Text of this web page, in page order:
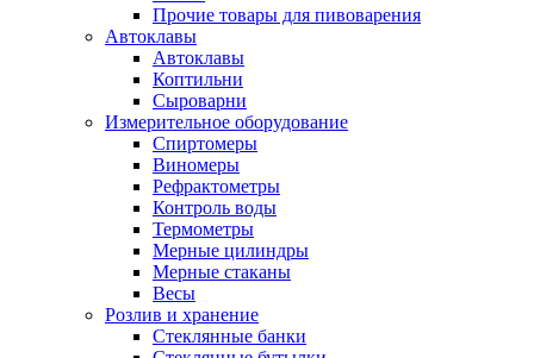
Прочие товары для пивоварения
Автоклавы
Автоклавы
Коптильни
Сыроварни
Измерительное оборудование
Спиртомеры
Виномеры
Рефрактометры
Контроль воды
Термометры
Мерные цилиндры
Мерные стаканы
Весы
Розлив и хранение
Стеклянные банки